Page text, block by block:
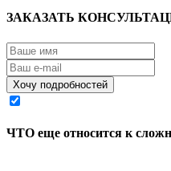
ЗАКАЗАТЬ
ЧТО еще относится к